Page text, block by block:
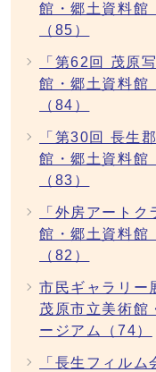
館・郷土資料
（85）
「第62回 茂原
館・郷土資料
（84）
「第30回 長生
館・郷土資料
（83）
「外房アート
館・郷土資料
（82）
市民ギャラリー
茂原市立美術
ージアム（74）
「長生フィル